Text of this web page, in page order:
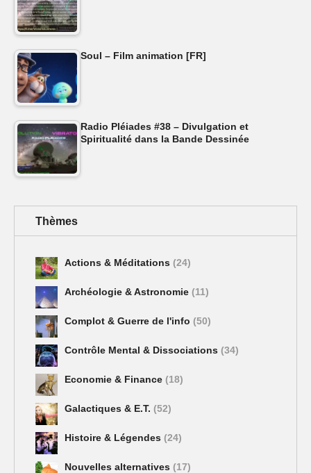
Soul – Film animation [FR]
Radio Pléiades #38 – Divulgation et
Spiritualité dans la Bande Dessinée
Thèmes
Actions & Méditations (24)
Archéologie & Astronomie (11)
Complot & Guerre de l'info (50)
Contrôle Mental & Dissociations (34)
Economie & Finance (18)
Galactiques & E.T. (52)
Histoire & Légendes (24)
Nouvelles alternatives (17)